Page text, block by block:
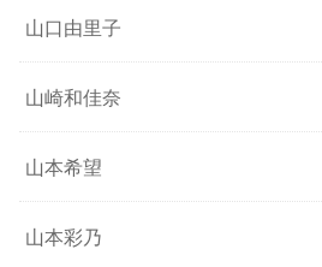
山口由里子
山崎和佳奈
山本希望
山本彩乃